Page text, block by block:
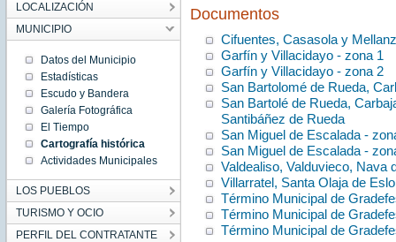
LOCALIZACIÓN
MUNICIPIO
Datos del Municipio
Estadísticas
Escudo y Bandera
Galería Fotográfica
El Tiempo
Cartografía histórica
Actividades Municipales
LOS PUEBLOS
TURISMO Y OCIO
PERFIL DEL CONTRATANTE
Documentos
Cifuentes, Casasola y
Garfín y Villacidayo - zona 1
Garfín y Villacidayo - zona 2
San Bartolomé de Rueda,
San Bartolé de Rueda,
Santibáñez de Rueda
San Miguel de Escalada -
San Miguel de Escalada -
Valdealiso, Valduvieco, Nava
Villarratel, Santa Olaja de
Término Municipal de
Término Municipal de
Término Municipal de